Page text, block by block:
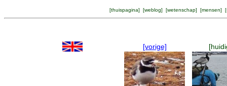
[thuispagina] [weblog] [wetenschap] [mensen] [
[vorige]